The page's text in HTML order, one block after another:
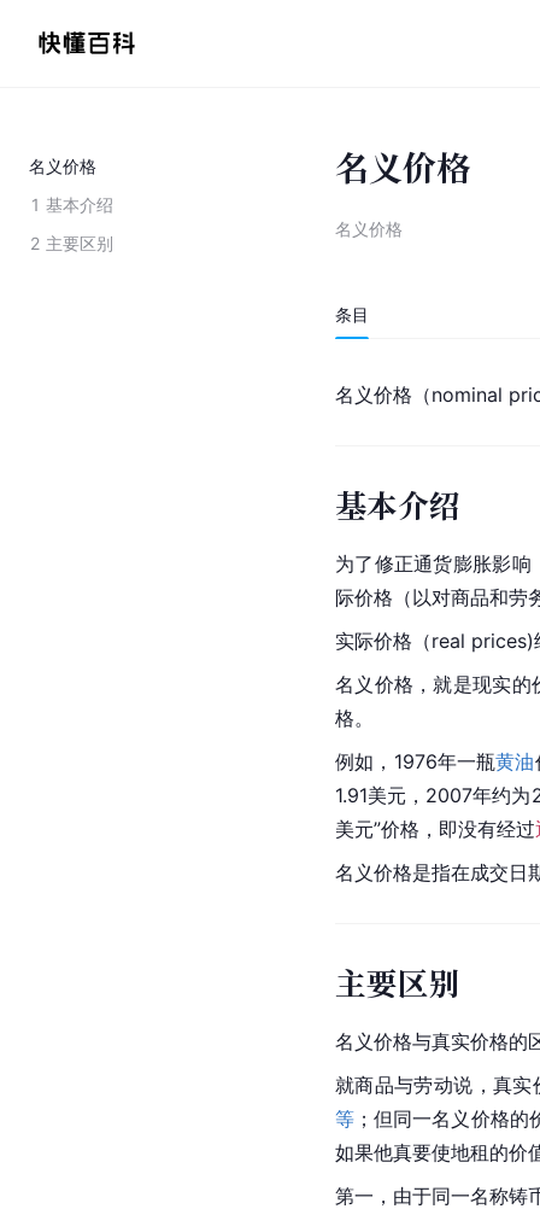
名义价格
1 基本介绍
2 主要区别
名义价格
名义价格
条目
名义价格（nominal
基本介绍
为了修正通货膨胀影
际价格（以对商品和劳
实际价格（real prices)
名义价格，就是现实的
格。
例如，1976年一瓶黄油
1.91美元，2007年约
美元”价格，即没有经过
名义价格是指在成交日
主要区别
名义价格与真实价格的
就商品与劳动说，真
等 ；但同一名义价格
如果他真要使地租的价
第一，由于同一名称铸